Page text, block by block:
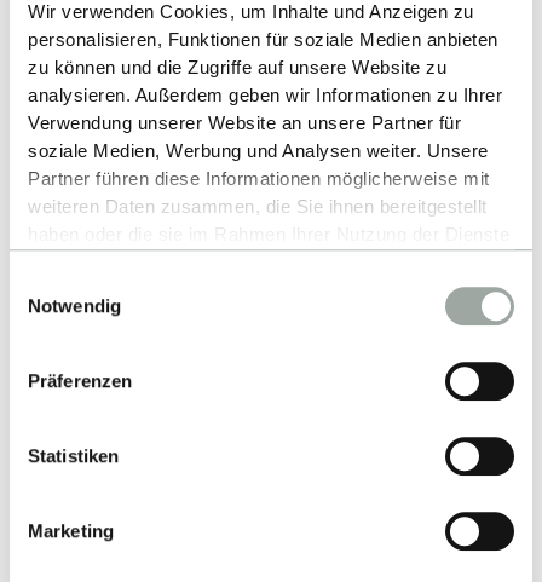
Wir verwenden Cookies, um Inhalte und Anzeigen zu
personalisieren, Funktionen für soziale Medien anbieten
zu können und die Zugriffe auf unsere Website zu
analysieren. Außerdem geben wir Informationen zu Ihrer
Verwendung unserer Website an unsere Partner für
soziale Medien, Werbung und Analysen weiter. Unsere
Partner führen diese Informationen möglicherweise mit
weiteren Daten zusammen, die Sie ihnen bereitgestellt
Alles zum Thema Cookies und personenbezogene
Datenverarbeitung entnehmen Sie unserer
Notwendig
Präferenzen
Statistiken
Marketing